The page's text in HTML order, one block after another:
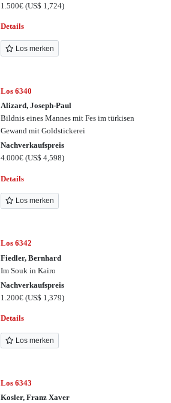
1.500€(US$ 1,724)
Details
Los merken
Los 6340
Alizard, Joseph-Paul
Bildnis eines Mannes mit Fes im türkisen
Gewand mit Goldstickerei
Nachverkaufspreis
4.000€(US$ 4,598)
Details
Los merken
Los 6342
Fiedler, Bernhard
Im Souk in Kairo
Nachverkaufspreis
1.200€(US$ 1,379)
Details
Los merken
Los 6343
Kosler, Franz Xaver